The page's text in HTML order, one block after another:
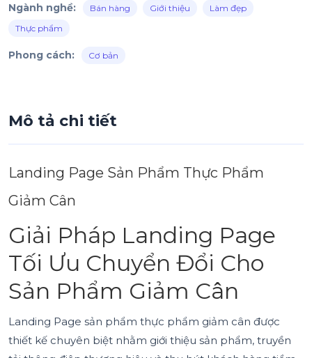
Ngành nghề: Bán hàng Giới thiệu
Làm đẹp
Thực phẩm
Phong cách: Cơ bản
Mô tả chi tiết
Landing Page Sản Phẩm Thực Phẩm
Giảm Cân
Giải Pháp Landing Page
Tối Ưu Chuyển Đổi Cho
Sản Phẩm Giảm Cân
Landing Page sản phẩm thực phẩm giảm cân được
thiết kế chuyên biệt nhằm giới thiệu sản phẩm, truyền